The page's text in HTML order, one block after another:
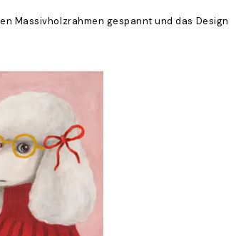
Massivholzrahmen gespannt und das Design